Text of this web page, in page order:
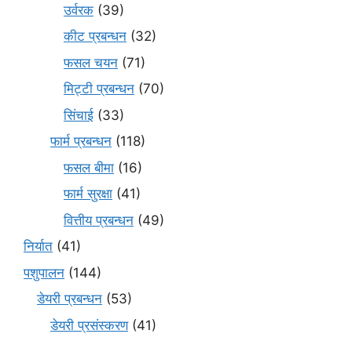
उर्वरक (39)
कीट प्रबन्धन (32)
फसल चयन (71)
मि‌ट्टी प्रबन्धन (70)
सिंचाई (33)
फार्म प्रबन्धन (118)
फसल बीमा (16)
फार्म सुरक्षा (41)
वित्तीय प्रबन्धन (49)
निर्यात (41)
पशुपालन (144)
डेयरी प्रबन्धन (53)
डेयरी प्रसंस्करण(41)